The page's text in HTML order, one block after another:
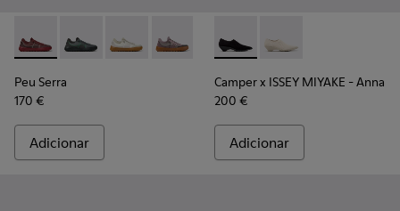
Peu Serra - K201719-017 - Sapatilhas em PET reciclado e
Peu Serra - K201719-019
Peu Serra - K201719-018
Peu Serra - K201719-009
Peu Serra - K201719-007
Peu Serra - K201719-006
Peu Serra -
Peu Serra
170 €
Adicionar
Camper x ISSEY MIYAKE -
Camper x ISSEY
Camper x ISSEY MIYAKE - Anna
200 €
Adicionar